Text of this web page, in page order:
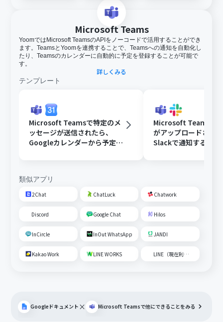
Microsoft Teams
YoomではMicrosoft TeamsのAPIをノーコードで活用することができ
ます。TeamsとYoomを連携することで、Teamsへの通知を自動化し
たり、Teamsのカレンダーに自動的に予定を登録することが可能で
す。
詳しくみる
テンプレート
Microsoft Teamsで特定のメ
ッセージが送信されたら、
Googleカレンダーから予定を
Microsoft Teamsに
がアップロードされ
Slackで通知する
類似アプリ
2Chat ChatLuck Chatwork
Discord Google Chat Hilos
InCircle InOut WhatsApp JANDI
Kakao Work LINE WORKS LINE（現在利用不可）
Googleドキュメント × Microsoft Teamsで他にできることをみる